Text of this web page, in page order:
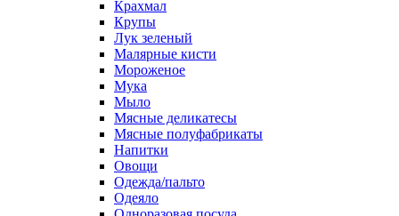
Крахмал
Крупы
Лук зеленый
Малярные кисти
Мороженое
Мука
Мыло
Мясные деликатесы
Мясные полуфабрикаты
Напитки
Овощи
Одежда/пальто
Одеяло